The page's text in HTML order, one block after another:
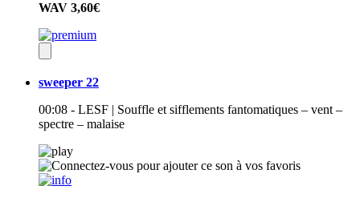
WAV 3,60€
sweeper 22
00:08 - LESF | Souffle et sifflements fantomatiques – vent –
spectre – malaise